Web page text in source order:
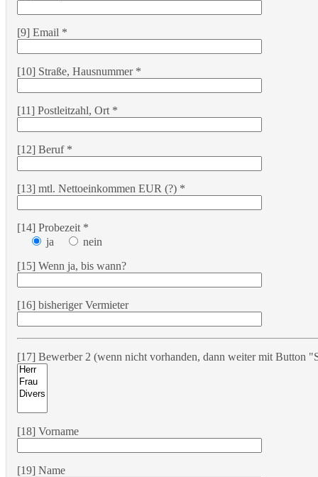
[9] Email *
[10] Straße, Hausnummer *
[11] Postleitzahl, Ort *
[12] Beruf *
[13] mtl. Nettoeinkommen EUR (?) *
[14] Probezeit *
ja
nein
[15] Wenn ja, bis wann?
[16] bisheriger Vermieter
[17] Bewerber 2 (wenn nicht vorhanden, dann weiter mit Button
[18] Vorname
[19] Name